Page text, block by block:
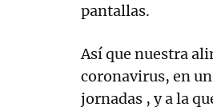
pantallas.
Así que nuestra
coronavirus, en
jornadas , y a la